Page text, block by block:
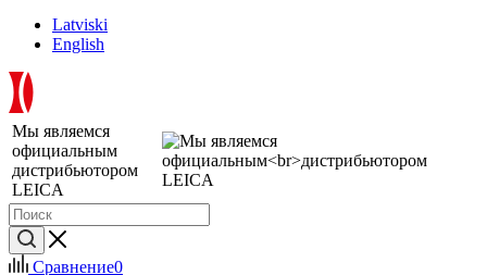
Latviski
English
Мы являемся
официальным
дистрибьютором
LEICA
Сравнение0